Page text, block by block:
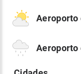
Aeroporto
Aeroporto